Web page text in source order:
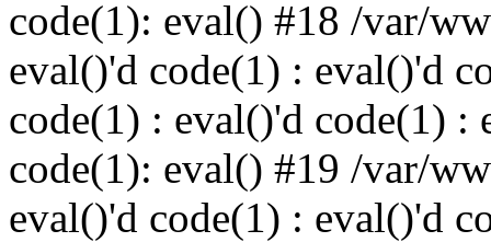
code(1): eval() #18 /var/
eval()'d code(1) : eval()'d
code(1) : eval()'d code(1) :
code(1): eval() #19 /var/
eval()'d code(1) : eval()'d